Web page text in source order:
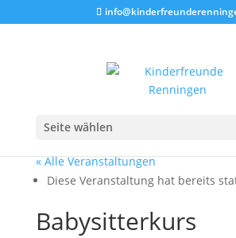
Seite wählen
« Alle Veranstaltungen
Diese Veranstaltung hat bereits
Babysitterkurs